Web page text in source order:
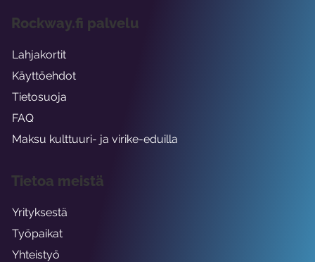
Rockway.fi palvelu
Lahjakortit
Käyttöehdot
Tietosuoja
FAQ
Maksu kulttuuri- ja virike-eduilla
Tietoa meistä
Yrityksestä
Työpaikat
Yhteistyö